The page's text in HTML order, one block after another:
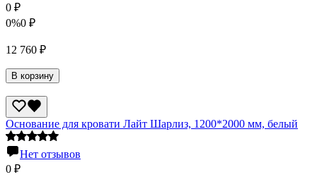
0 ₽
0%0 ₽
12 760 ₽
В корзину
Основание для кровати Лайт Шарлиз, 1200*2000 мм, белый
Нет отзывов
0 ₽